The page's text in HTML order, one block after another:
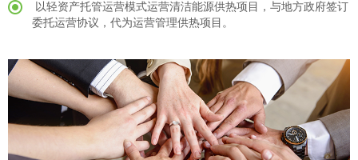
以轻资产托管运营模式运营清洁能源供热项目，与地方政府签订
委托运营协议，代为运营管理供热项目。